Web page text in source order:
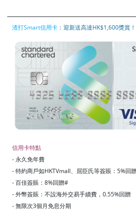
渣打Smart信用卡 ：迎新送高達HK$1,600獎賞！
信用卡特點
- 永久免年費
- 特約商戶如HKTVmall、屈臣氏等簽賬：5%回
- 百佳簽賬：8%回贈#
- 外幣簽賬：不設海外交易手續費，0.55%回贈
- 無限次3個月免息分期